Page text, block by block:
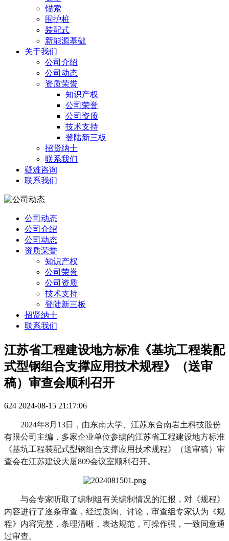
锚索
围护桩
装配式
新能源基础
关于我们
公司介绍
公司动态
资质荣誉
知识产权
公司荣誉
公司资质
技术支持
登陆新三板
招贤纳士
联系我们
疑难咨询
联系我们
公司动态
公司介绍
公司动态
资质荣誉
知识产权
公司荣誉
公司资质
技术支持
登陆新三板
招贤纳士
联系我们
江苏省工程建设地方标准《基坑工程装配
式型钢组合支撑应用技术规程》（送审
稿）审查会顺利召开
624 2024-08-15 21:17:06
2024年8月13日，由东南大学、江苏东合南岩土科技股份
有限公司主编，多家企业单位参编的江苏省工程建设地方标准
《基坑工程装配式型钢组合支撑应用技术规程》（送审稿）审
查会在江苏建设大厦809会议室顺利召开。
与会专家听取了编制组有关编制情况的汇报，对《规程》
内容进行了逐条审查，经过质询、讨论，审查组专家认为《规
程》内容完整，条理清晰，表达规范，可操作强，一致同意通
过审查。